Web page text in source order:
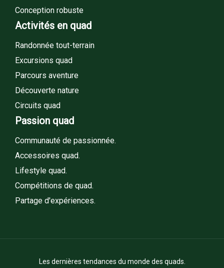
Conception robuste
Activités en quad
Randonnée tout-terrain
Excursions quad
Parcours aventure
Découverte nature
Circuits quad
Passion quad
Communauté de passionnée.
Accessoires quad.
Lifestyle quad.
Compétitions de quad.
Partage d'expériences.
Les dernières tendances du monde des quads.